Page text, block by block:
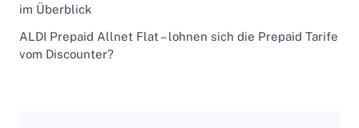
im Überblick
ALDI Prepaid Allnet Flat – lohnen sich die Prepaid Tarife
vom Discounter?